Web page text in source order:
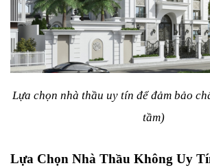
Lựa chọn nhà thầu uy tín để đảm bảo
tầm)
Lựa Chọn Nhà Thầu Không Uy